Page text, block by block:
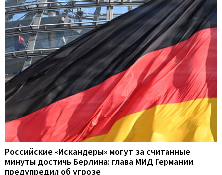
Российские «Искандеры» могут за считанные
минуты достичь Берлина: глава МИД Германии
предупредил об угрозе